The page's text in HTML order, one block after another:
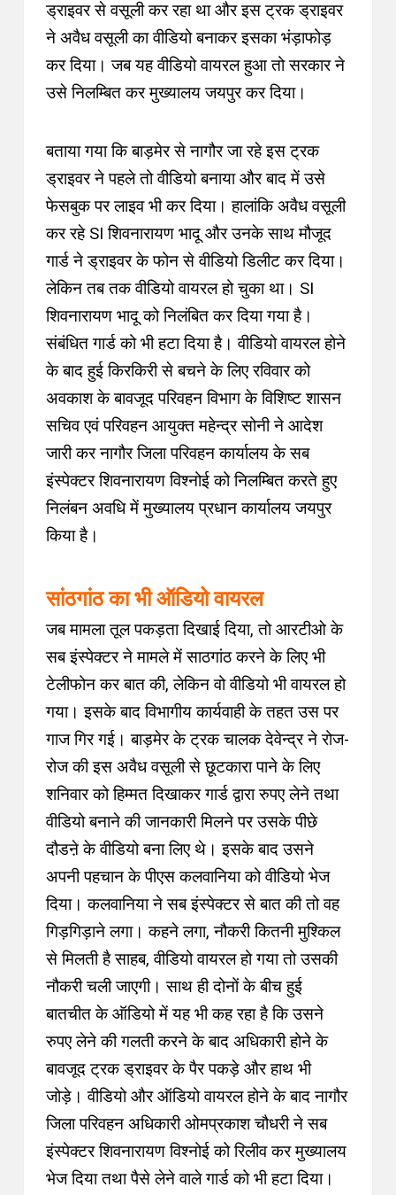
ड्राइवर से वसूली कर रहा था और इस ट्रक ड्राइवर
ने अवैध वसूली का वीडियो बनाकर इसका भंड़ाफोड़
कर दिया। जब यह वीडियो वायरल हुआ तो सरकार ने
उसे निलम्बितकर मुख्यालय जयपुर करदिया।
बताया गया कि बाड़मेर से नागौर जा रहे इस ट्रक
ड्राइवर ने पहले तो वीडियो बनाया और बाद में उसे
फेसबुक पर लाइव भी कर दिया। हालांकि अवैध वसूली
कर रहे SI शिवनारायण भादू और उनके साथ मौजूद
गार्ड ने ड्राइवर के फोन से वीडियो डिलीट कर दिया।
लेकिन तब तक वीडियो वायरल हो चुका था। SI
शिवनारायण भादू को निलंबित कर दिया गया है।
संबंधित गार्ड को भी हटा दिया है।वीडियो वायरल होने
के बाद हुई किरकिरी से बचने के लिए रविवार को
अवकाश के बावजूद परिवहन विभाग के विशिष्ट शासन
सचिव एवं परिवहन आयुक्त महेन्द्र सोनी ने आदेश
जारी कर नागौर जिला परिवहन कार्यालय के सब
इंस्पेक्टर शिवनारायण विश्नोई को निलम्बित करते हुए
निलंबन अवधि में मुख्यालय प्रधान कार्यालय जयपुर
किया है।
सांठगांठ का भी ऑडियो वायरल
जब मामला तूल पकड़ता दिखाई दिया, तो आरटीओ के
सब इंस्पेक्टर ने मामले में साठगांठ करने के लिए भी
टेलीफोन कर बात की, लेकिन वो वीडियो भी वायरल हो
गया। इसके बाद विभागीय कार्यवाही के तहत उस पर
गाज गिर गई।बाड़मेर के ट्रक चालक देवेन्द्र ने रोज-
रोज की इस अवैध वसूली से छूटकारा पाने के लिए
शनिवार को हिम्मत दिखाकर गार्ड द्वारा रुपए लेने तथा
वीडियो बनाने की जानकारी मिलने पर उसके पीछे
दौडऩे के वीडियो बना लिए थे। इसके बाद उसने
अपनी पहचान के पीएस कलवानिया को वीडियो भेज
दिया। कलवानिया ने सब इंस्पेक्टर से बात की तो वह
गिड़गिड़ाने लगा। कहने लगा, नौकरी कितनी मुश्किल
से मिलती है साहब, वीडियो वायरल हो गया तो उसकी
नौकरी चली जाएगी। साथ ही दोनों के बीच हुई
बातचीत के ऑडियो में यह भी कह रहा है कि उसने
रुपए लेने की गलती करने के बाद अधिकारी होने के
बावजूद ट्रक ड्राइवर के पैर पकड़े और हाथ भी
जोड़े। वीडियो और ऑडियो वायरल होने के बाद नागौर
जिला परिवहन अधिकारी ओमप्रकाश चौधरी ने सब
इंस्पेक्टर शिवनारायण विश्नोई को रिलीव कर मुख्यालय
भेज दिया तथा पैसे लेने वाले गार्ड को भी हटा दिया।